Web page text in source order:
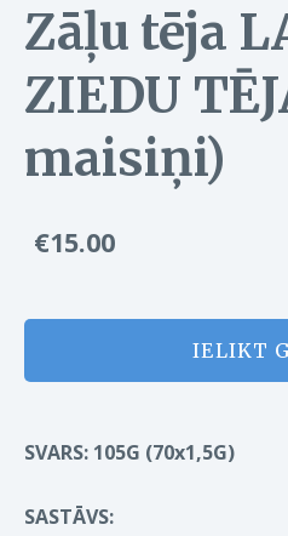
Zāļu tēja
ZIEDU
maisiņi)
€15.00
IELIKT
SVARS: 105G (70x1,5G)
SASTĀVS: